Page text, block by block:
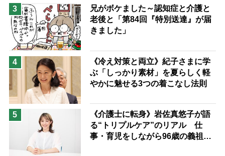
3
兄がボケました～認知症と介護と
老後と「第84回『特別送達』が届
きました」
4
《冷え対策と両立》紀子さまに学
ぶ「しっかり素材」を夏らしく軽
やかに魅せる3つの着こなし法則
5
《介護士に転身》岩佐真悠子が語
る“トリプルケア”のリアル 仕
事・育児をしながら96歳の義祖母